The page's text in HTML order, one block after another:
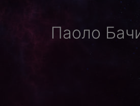
Паоло